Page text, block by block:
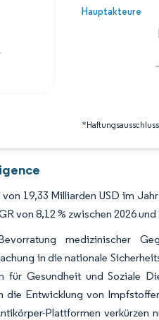
Hauptakteure
Bild © Mordor
19,33 Milliarden USD im
von 8,12 % zwischen 2026 und
medizinischer
in die nationale
für Gesundheit und Soziale
Entwicklung von
Plattformen verkürzen